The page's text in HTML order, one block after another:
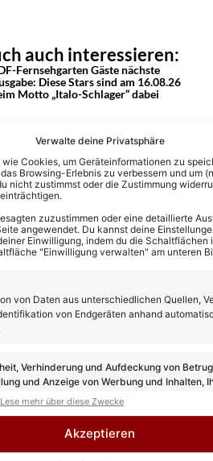
Verwalte deine Privatsphäre
Cookies, um Geräteinformationen zu
Browsing-Erlebnis zu verbessern und um
nicht zustimmst oder die Zustimmung
zuzustimmen oder eine detaillierte
angewendet. Du kannst deine
Einwilligung, indem du die
"Einwilligung verwalten" am unteren
von Daten aus unterschiedlichen Quellen,
von Endgeräten anhand
Verhinderung und Aufdeckung von
und Anzeige von Werbung und Inhalten,
speichern und übermitteln.
Lese mehr über diese Zwecke
Akzeptieren
auch interessieren:
Fernsehgarten Gäste nächste
Diese Stars sind am 16.08.26
Motto „Italo-Schlager“ dabei
Fernsehgarten entfällt diese Woche:
Special zeigt man stattdessen
Fernsehgarten Gäste heute: Diese
sind am 02.08.26 dabei
Fernsehgarten Gäste heute: Diese
sind am 26.07.26 dabei